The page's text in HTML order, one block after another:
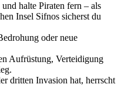
halte Piraten fern – als
Insel Sifnos sicherst du
oder neue
Aufrüstung, Verteidigung
dritten Invasion hat, herrscht